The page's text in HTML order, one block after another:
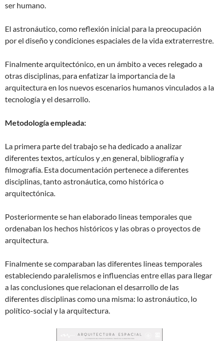
ser humano.
El astronáutico, como reflexión inicial para la preocupación
por el diseño y condiciones espaciales de la vida extraterrestre.
Finalmente arquitectónico, en un ámbito a veces relegado a
otras disciplinas, para enfatizar la importancia de la
arquitectura en los nuevos escenarios humanos vinculados a la
tecnología y el desarrollo.
Metodología empleada:
La primera parte del trabajo se ha dedicado a analizar
diferentes textos, artículos y ,en general, bibliografía y
filmografía. Esta documentación pertenece a diferentes
disciplinas, tanto astronáutica, como histórica o
arquitectónica.
Posteriormente se han elaborado lineas temporales que
ordenaban los hechos históricos y las obras o proyectos de
arquitectura.
Finalmente se comparaban las diferentes lineas temporales
estableciendo paralelismos e influencias entre ellas para llegar
a las conclusiones que relacionan el desarrollo de las
diferentes disciplinas como una misma: lo astronáutico, lo
político-social y la arquitectura.